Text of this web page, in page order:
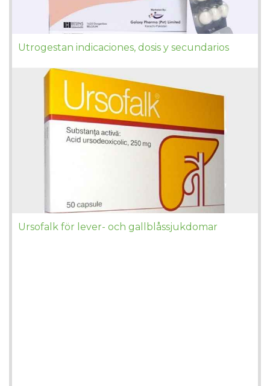
Utrogestan indicaciones, dosis y secundarios
Ursofalk för lever- och gallblåssjukdomar